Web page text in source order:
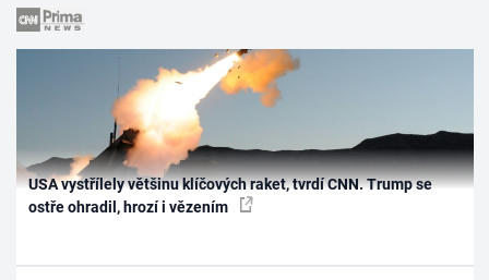
USA vystřílely většinu klíčových raket, tvrdí CNN. Trump se
ostře ohradil, hrozí i vězením